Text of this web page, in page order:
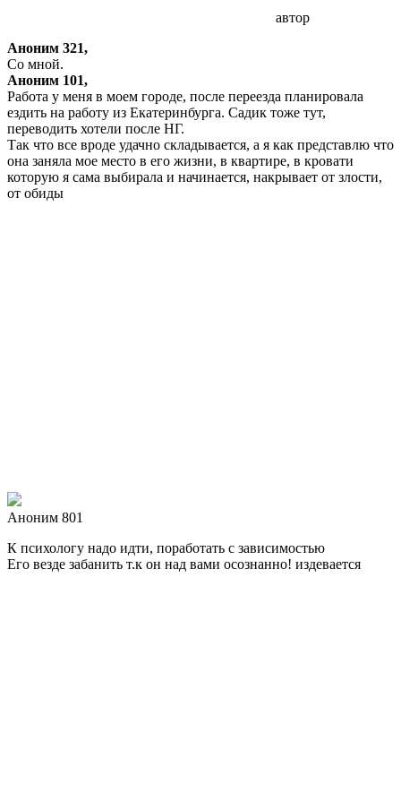
автор
Аноним 321,
Со мной.
Аноним 101,
Работа у меня в моем городе, после переезда планировала
ездить на работу из Екатеринбурга. Садик тоже тут,
переводить хотели после НГ.
Так что все вроде удачно складывается, а я как представлю что
она заняла мое место в его жизни, в квартире, в кровати
которую я сама выбирала и начинается, накрывает от злости,
от обиды
Аноним 801
К психологу надо идти, поработать с зависимостью
Его везде забанить т.к он над вами осознанно! издевается